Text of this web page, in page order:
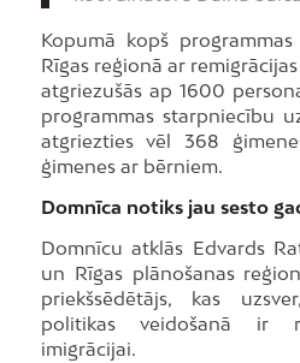
Kopumā kopš programmas
Rīgas reģionā ar
atgriezušās ap 1600
programmas starpniecību
atgriezties vēl 368
ģimenes ar bērniem.
Domnīca notiks jau sesto
Domnīcu atklās Edvards
un Rīgas plānošanas
priekšsēdētājs, kas
politikas veidošanā ir
imigrācijai.